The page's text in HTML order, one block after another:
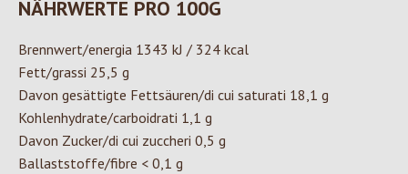
NÄHRWERTE PRO 100G
Brennwert/energia 1343 kJ / 324 kcal
Fett/grassi 25,5 g
Davon gesättigte Fettsäuren/di cui saturati 18,1 g
Kohlenhydrate/carboidrati 1,1 g
Davon Zucker/di cui zuccheri 0,5 g
Ballaststoffe/fibre < 0,1 g